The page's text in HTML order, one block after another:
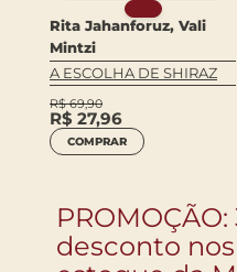
Rita Jahanforuz, Vali
Mintzi
A ESCOLHA DE SHIRAZ
R$69,90
R$ 27,96
COMPRAR
PROMOÇÃO:
desconto